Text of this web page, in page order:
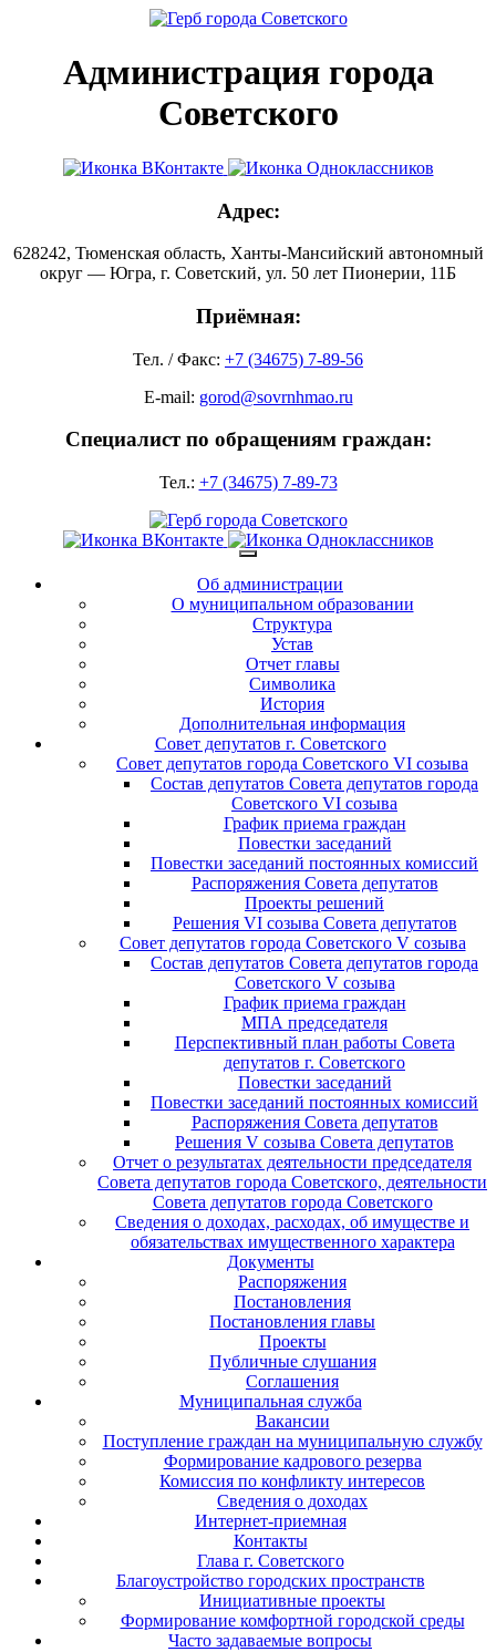
Администрация города
Советского
Адрес:
628242, Тюменская область, Ханты-Мансийский автономный
округ — Югра, г. Советский, ул. 50 лет Пионерии, 11Б
Приёмная:
Тел. / Факс: +7 (34675) 7-89-56
E-mail: gorod@sovrnhmao.ru
Специалист по обращениям граждан:
Тел.: +7 (34675) 7-89-73
Об администрации
О муниципальном образовании
Структура
Устав
Отчет главы
Символика
История
Дополнительная информация
Совет депутатов г. Советского
Совет депутатов города Советского VI созыва
Состав депутатов Совета депутатов города
Советского VI созыва
График приема граждан
Повестки заседаний
Повестки заседаний постоянных комиссий
Распоряжения Совета депутатов
Проекты решений
Решения VI созыва Совета депутатов
Совет депутатов города Советского V созыва
Состав депутатов Совета депутатов города
Советского V созыва
График приема граждан
МПА председателя
Перспективный план работы Совета
депутатов г. Советского
Повестки заседаний
Повестки заседаний постоянных комиссий
Распоряжения Совета депутатов
Решения V созыва Совета депутатов
Отчет о результатах деятельности председателя
Совета депутатов города Советского, деятельности
Совета депутатов города Советского
Сведения о доходах, расходах, об имуществе и
обязательствах имущественного характера
Документы
Распоряжения
Постановления
Постановления главы
Проекты
Публичные слушания
Соглашения
Муниципальная служба
Вакансии
Поступление граждан на муниципальную службу
Формирование кадрового резерва
Комиссия по конфликту интересов
Сведения о доходах
Интернет-приемная
Контакты
Глава г. Советского
Благоустройство городских пространств
Инициативные проекты
Формирование комфортной городской среды
Часто задаваемые вопросы